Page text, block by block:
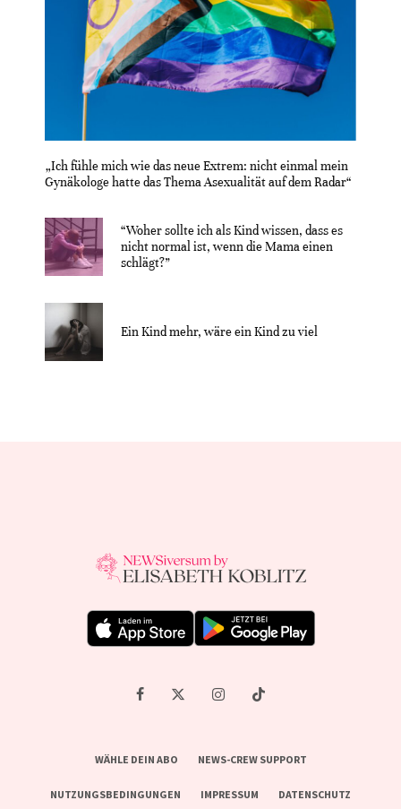
„Ich fühle mich wie das neue Extrem: nicht einmal mein
Gynäkologe hatte das Thema Asexualität auf dem Radar“
“Woher sollte ich als Kind wissen, dass es
nicht normal ist, wenn die Mama einen
schlägt?”
Ein Kind mehr, wäre ein Kind zu viel
WÄHLE DEIN ABO NEWS-CREW SUPPORT
NUTZUNGSBEDINGUNGEN IMPRESSUM DATENSCHUTZ